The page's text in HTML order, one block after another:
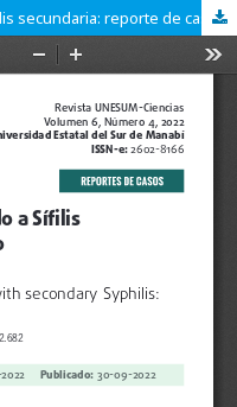
secundaria: reporte de caso